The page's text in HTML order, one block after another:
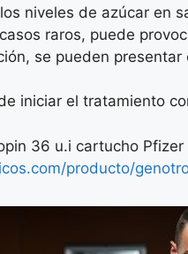
niveles de azúcar en
raros, puede
se pueden
iniciar el tratamiento
36 u.i cartucho
producto/